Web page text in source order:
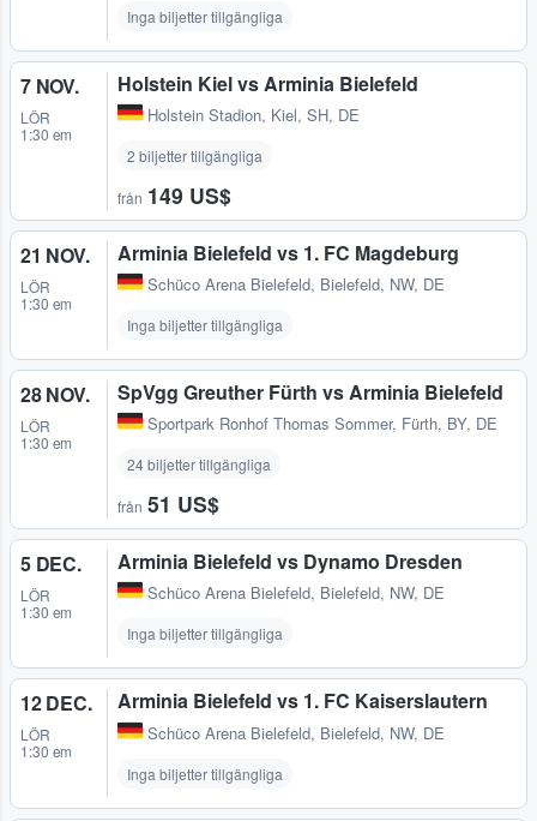
Inga biljetter tillgängliga
7 NOV.
LÖR
1:30 em
Holstein Kiel vs Arminia Bielefeld
Holstein Stadion, Kiel, SH, DE
2 biljetter tillgängliga
från 149 US$
21 NOV.
LÖR
1:30 em
Arminia Bielefeld vs 1. FC Magdeburg
Schüco Arena Bielefeld, Bielefeld, NW, DE
Inga biljetter tillgängliga
28 NOV.
LÖR
1:30 em
SpVgg Greuther Fürth vs Arminia Bielefeld
Sportpark Ronhof Thomas Sommer, Fürth, BY, DE
24 biljetter tillgängliga
från 51 US$
5 DEC.
LÖR
1:30 em
Arminia Bielefeld vs Dynamo Dresden
Schüco Arena Bielefeld, Bielefeld, NW, DE
Inga biljetter tillgängliga
12 DEC.
LÖR
1:30 em
Arminia Bielefeld vs 1. FC Kaiserslautern
Schüco Arena Bielefeld, Bielefeld, NW, DE
Inga biljetter tillgängliga